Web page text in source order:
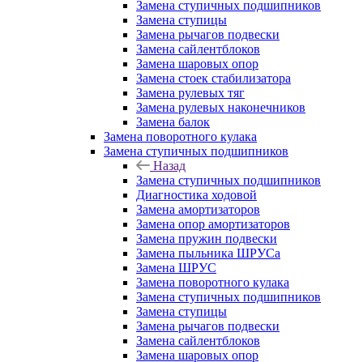
Замена ступичных подшипников
Замена ступицы
Замена рычагов подвески
Замена сайлентблоков
Замена шаровых опор
Замена стоек стабилизатора
Замена рулевых тяг
Замена рулевых наконечников
Замена балок
Замена поворотного кулака
Замена ступичных подшипников
Назад
Замена ступичных подшипников
Диагностика ходовой
Замена амортизаторов
Замена опор амортизаторов
Замена пружин подвески
Замена пыльника ШРУСа
Замена ШРУС
Замена поворотного кулака
Замена ступичных подшипников
Замена ступицы
Замена рычагов подвески
Замена сайлентблоков
Замена шаровых опор